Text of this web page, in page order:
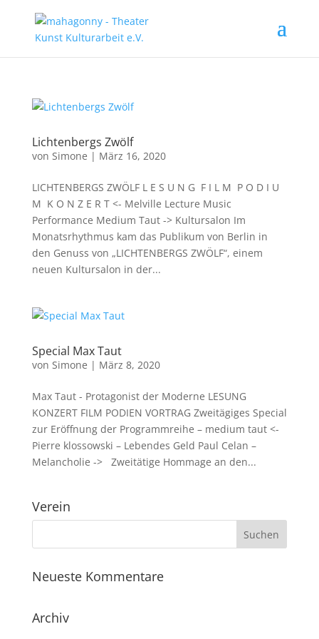
Lichtenbergs Zwölf
von Simone | März 16, 2020
LICHTENBERGS ZWÖLF L E S U N G F I L M P O D I U
M K O N Z E R T <- Melville Lecture Music
Performance Medium Taut -> Kultursalon Im
Monatsrhythmus kam das Publikum von Berlin in
den Genuss von „LICHTENBERGS ZWÖLF“, einem
neuen Kultursalon in der...
Special Max Taut
von Simone | März 8, 2020
Max Taut - Protagonist der Moderne LESUNG
KONZERT FILM PODIEN VORTRAG Zweitägiges Special
zur Eröffnung der Programmreihe – medium taut <-
Pierre klossowski – Lebendes Geld Paul Celan –
Melancholie -> Zweitätige Hommage an den...
Verein
Neueste Kommentare
Archiv